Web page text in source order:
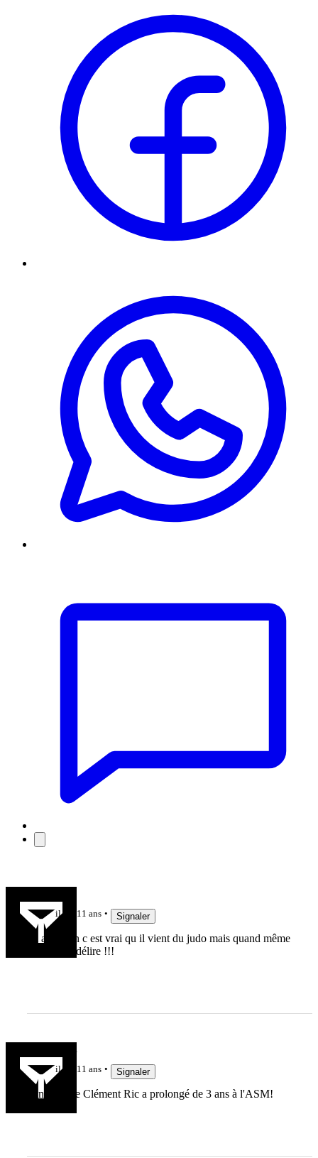
il y a 11 ans Signaler
titi au japon c est vrai qu il vient du judo mais quand même
arrêtons le délire !!!
il y a 11 ans Signaler
À noter que Clément Ric a prolongé de 3 ans à l'ASM!